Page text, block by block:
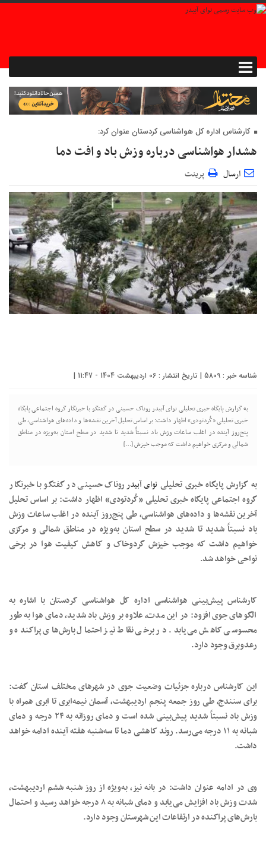
کارشناس اداره کل هواشناسی کردستان عنوان کرد:
هشدار هواشناسی درباره وزش باد و افت دما
ارسال پرینت
شناسه خبر : 5809 | تاریخ انتشار : 06 اردیبهشت 1404 - 11:47 |
به گزارش پایگاه خبری تحلیلی نوای آبیدر روناک حسینی در گفتگو با خبرنگار گروه اجتماعی پایگاه
خبری تحلیلی «کُردتودی» اظهار داشت: بر اساس تحلیل آخرین نقشه‌ها و داده‌های هواشناسی، طی
پنج‌روز آینده در اغلب ساعات وزش باد نسبتاً شدید تا شدید در سطح استان به‌ویژه در مناطق
شمالی و مرکزی خواهیم داشت که موجب خیزش […]
به گزارش پایگاه خبری تحلیلی نوای آبیدرروناک حسینی در گفتگو با خبرنگار
گروه اجتماعی پایگاه خبری تحلیلی «کُردتودی» اظهار داشت: بر اساس تحلیل
آخرین نقشه‌ها و داده‌های هواشناسی، طی پنج‌روز آینده در اغلب ساعات وزش
باد نسبتاً شدید تا شدید در سطح استان به‌ویژه در مناطق شمالی و مرکزی
خواهیم داشت که موجب خیزش گردوخاک و کاهش کیفیت هوا در برخی
نواحی خواهد شد.
کارشناس پیش‌بینی هواشناسی اداره کل هواشناسی کردستان با اشاره به
الگوهای جوی افزود: در این مدت، علاوه بر وزش باد شدید، دمای هوا به طور
محسوسی کاهش می‌یابد. در برخی نقاط نیز احتمال بارش‌های پراکنده و
رعدوبرق وجود دارد.
این کارشناس درباره جزئیات وضعیت جوی در شهرهای مختلف استان گفت:
برای سنندج، طی روز جمعه پنجم اردیبهشت، آسمان نیمه‌ابری تا ابری همراه با
وزش باد نسبتاً شدید پیش‌بینی شده است و دمای روزانه به ۲۴ درجه و دمای
شبانه به ۱۱ درجه می‌رسد. روند کاهشی دما تا سه‌شنبه هفته آینده ادامه خواهد
داشت.
وی در ادامه عنوان داشت: در بانه نیز، به‌ویژه از روز شنبه ششم اردیبهشت،
شدت وزش باد افزایش می‌یابد و دمای شبانه به ۸ درجه خواهد رسید و احتمال
بارش‌های پراکنده در ارتفاعات این شهرستان وجود دارد.